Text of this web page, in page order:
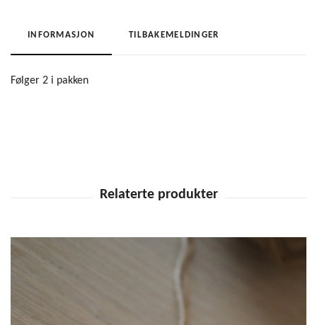
INFORMASJON TILBAKEMELDINGER
Følger 2 i pakken